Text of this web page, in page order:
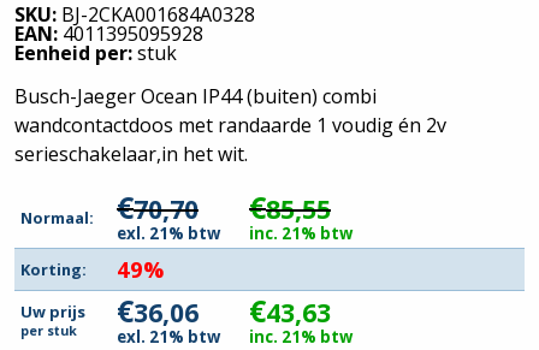
SKU: BJ-2CKA001684A0328
EAN: 4011395095928
Eenheid per:stuk
Busch-Jaeger Ocean IP44 (buiten) combi
wandcontactdoos met randaarde 1 voudig én 2v
serieschakelaar,in het wit.
Normaal: €70,70
exl. 21% btw
€85,55
inc. 21% btw
Korting:
49%
Uw prijs
per stuk €36,06
exl. 21% btw
€43,63
inc. 21% btw